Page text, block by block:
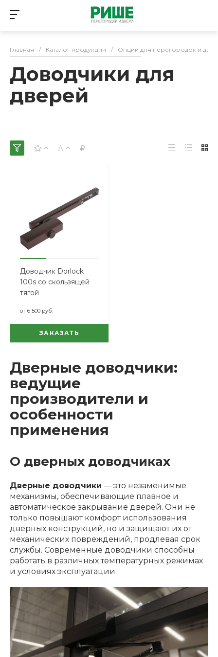
Главная / Каталог продукции / Опции для перегородок и
Доводчики для
дверей
Доводчик Dorlock
100s со скользящей
тягой
от 6 500 руб.
ЗАКАЗАТЬ
Дверные доводчики:
ведущие
производители и
особенности
применения
О дверных доводчиках
Дверные доводчики — это незаменимые
механизмы, обеспечивающие плавное и
автоматическое закрывание дверей. Они не
только повышают комфорт использования
дверных конструкций, но и защищают их от
механических повреждений, продлевая срок
службы. Современные доводчики способны
работать в различных температурных режимах
и условиях эксплуатации.